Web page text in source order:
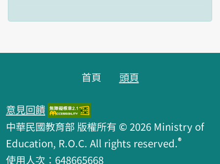
首頁 頭頁
意見回饋
中華民國教育部 版權所有 © 2026 Ministry of
Education, R.O.C. All rights reserved.®
使用人次：648665668